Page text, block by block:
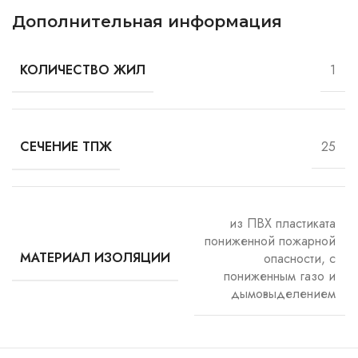
Дополнительная информация
КОЛИЧЕСТВО ЖИЛ 1
СЕЧЕНИЕ ТПЖ 25
МАТЕРИАЛ ИЗОЛЯЦИИ
из ПВХ пластиката
пониженной пожарной
опасности, с
пониженным газо и
дымовыделением